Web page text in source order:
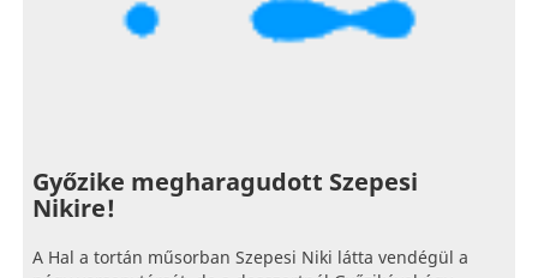
Győzike megharagudott Szepesi
Nikire!
A Hal a tortán műsorban Szepesi Niki látta vendégül a